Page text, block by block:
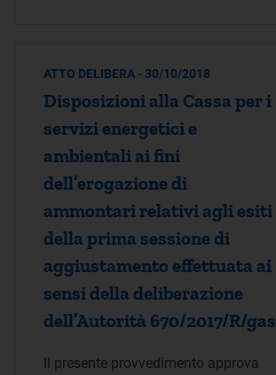
ATTO DELIBERA - 30/10/2018
Disposizioni alla Cassa per i
servizi energetici e
ambientali ai fini
dell’erogazione di
ammontari relativi agli esiti
della prima sessione di
aggiustamento effettuata ai
sensi della deliberazione
dell’Autorità 670/2017/R/gas
Il presente provvedimento approva